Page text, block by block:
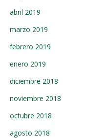
abril 2019
marzo 2019
febrero 2019
enero 2019
diciembre 2018
noviembre 2018
octubre 2018
agosto 2018